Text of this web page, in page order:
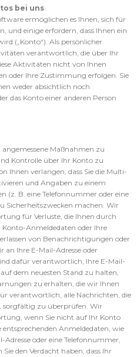
bei uns
ermöglichen es Ihnen, sich für
und einige erfordern, dass Ihnen ein
(„Konto“). Als persönlicher
verantwortlich, die über Ihr
Aktivitäten nicht von Ihnen
oder Ihre Zustimmung erfolgen. Sie
weder absichtlich noch
das Konto einer anderen Person
Maßnahmen zu
Kontrolle über Ihr Konto zu
Ihnen verlangen, dass Sie die Multi-
und Angaben zu einem
(z. B. eine Telefonnummer oder eine
Sicherheitszwecken machen. Wir
für Verluste, die Ihnen durch
Anmeldedaten oder Ihre
von Benachrichtigungen oder
an Ihre E-Mail-Adresse oder
dafür verantwortlich, Ihre E-Mail-
dem neuesten Stand zu halten,
zu erhalten, die wir Ihnen
verantwortlich, alle Nachrichten, die
sorgfältig zu überprüfen. Wir
wenn Sie nicht auf Ihr Konto
entsprechenden Anmeldedaten, wie
Adresse oder eine Telefonnummer,
den Verdacht haben, dass Ihr